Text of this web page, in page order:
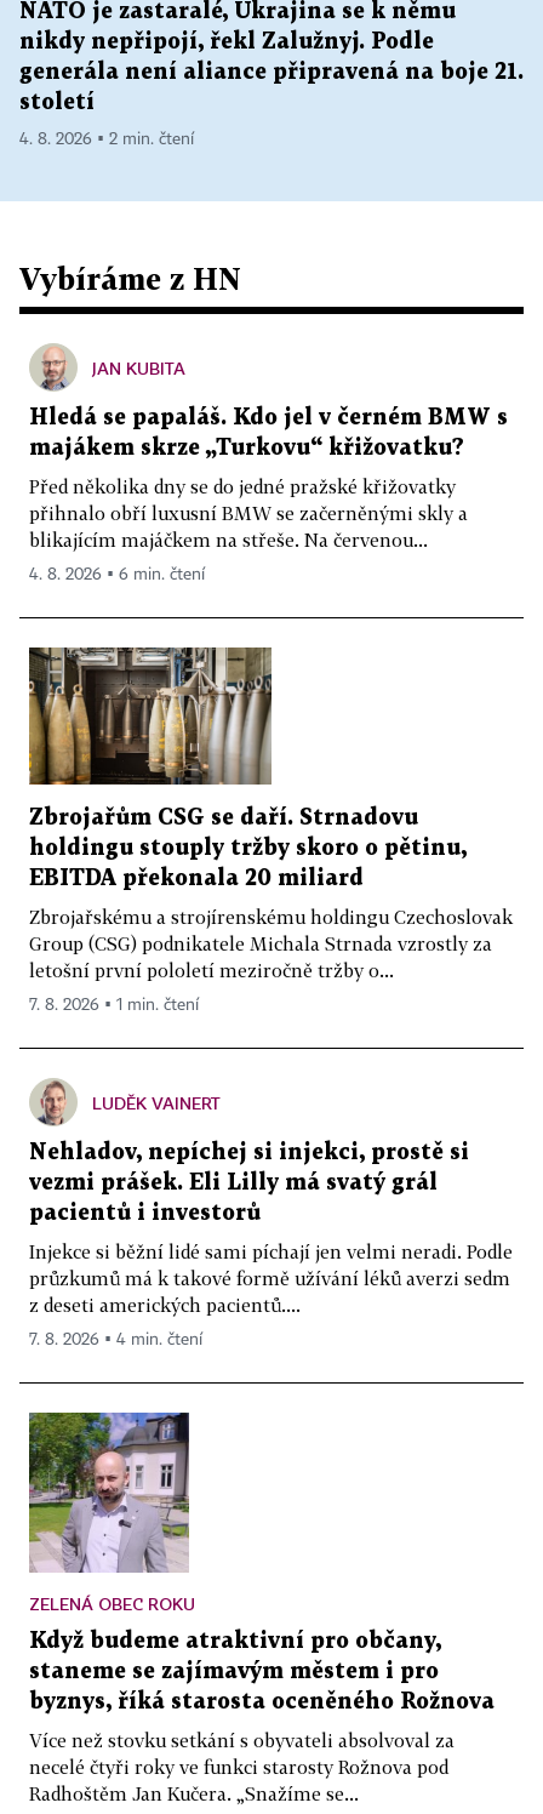
NATO je zastaralé, Ukrajina se k němu
nikdy nepřipojí, řekl Zalužnyj. Podle
generála není aliance připravená na boje 21.
století
4. 8. 2026 ▪ 2 min. čtení
Vybíráme z HN
JAN KUBITA
Hledá se papaláš. Kdo jel v černém BMW s
majákem skrze „Turkovu“ křižovatku?
Před několika dny se do jedné pražské křižovatky
přihnalo obří luxusní BMW se začerněnými skly a
blikajícím majáčkem na střeše. Na červenou...
4. 8. 2026 ▪ 6 min. čtení
Zbrojařům CSG se daří. Strnadovu
holdingu stouply tržby skoro o pětinu,
EBITDA překonala 20 miliard
Zbrojařskému a strojírenskému holdingu Czechoslovak
Group (CSG) podnikatele Michala Strnada vzrostly za
letošní první pololetí meziročně tržby o...
7. 8. 2026 ▪ 1 min. čtení
LUDĚK VAINERT
Nehladov, nepíchej si injekci, prostě si
vezmi prášek. Eli Lilly má svatý grál
pacientů i investorů
Injekce si běžní lidé sami píchají jen velmi neradi. Podle
průzkumů má k takové formě užívání léků averzi sedm
z deseti amerických pacientů....
7. 8. 2026 ▪ 4 min. čtení
ZELENÁ OBEC ROKU
Když budeme atraktivní pro občany,
staneme se zajímavým městem i pro
byznys, říká starosta oceněného Rožnova
Více než stovku setkání s obyvateli absolvoval za
necelé čtyři roky ve funkci starosty Rožnova pod
Radhoštěm Jan Kučera. „Snažíme se...